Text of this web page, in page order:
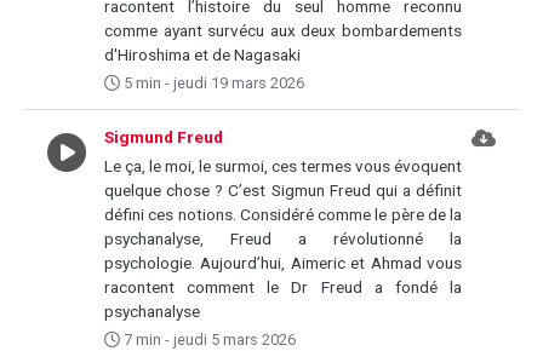
racontent l’histoire du seul homme reconnu
comme ayant survécu aux deux bombardements
d'Hiroshima et de Nagasaki
5 min - jeudi 19 mars 2026
Sigmund Freud
Le ça, le moi, le surmoi, ces termes vous évoquent
quelque chose ? C’est Sigmun Freud qui a définit
défini ces notions. Considéré comme le père de la
psychanalyse, Freud a révolutionné la
psychologie. Aujourd’hui, Aimeric et Ahmad vous
racontent comment le Dr Freud a fondé la
psychanalyse
7 min - jeudi 5 mars 2026